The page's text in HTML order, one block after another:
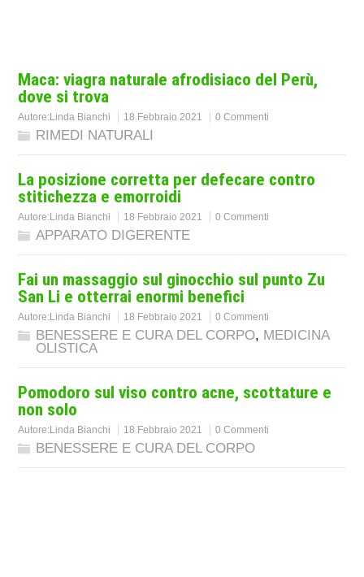
Maca: viagra naturale afrodisiaco del Perù,
dove si trova
Autore:Linda Bianchi 18 Febbraio 2021 0 Commenti
RIMEDI NATURALI
La posizione corretta per defecare contro
stitichezza e emorroidi
Autore:Linda Bianchi 18 Febbraio 2021 0 Commenti
APPARATO DIGERENTE
Fai un massaggio sul ginocchio sul punto Zu
San Li e otterrai enormi benefici
Autore:Linda Bianchi 18 Febbraio 2021 0 Commenti
BENESSERE E CURA DEL CORPO, MEDICINA
OLISTICA
Pomodoro sul viso contro acne, scottature e
non solo
Autore:Linda Bianchi 18 Febbraio 2021 0 Commenti
BENESSERE E CURA DEL CORPO